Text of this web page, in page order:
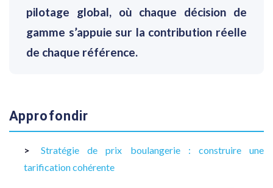
pilotage global, où chaque décision de
gamme s’appuie sur la contribution réelle
de chaque référence.
Approfondir
Stratégie de prix boulangerie : construire une
tarification cohérente